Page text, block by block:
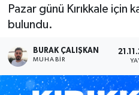
Pazar günü Kırıkkale için
bulundu.
BURAK ÇALIŞKAN
MUHABIR
Haber Arşivi